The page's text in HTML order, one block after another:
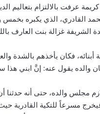
عرفت بالالتزام بتعاليم
القادري، الذي يكبره
الشريفة غزالة بنت العارف
أبنائه، فكان يأخذهم بالشدة
والده يقول عنه: إنَّ ابني
لله1 منذ صغره يلازم مجلس والده،
مسرعاً للتكية القادرية